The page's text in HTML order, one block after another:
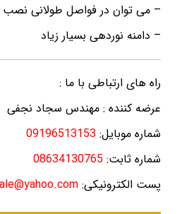
– می توان در فواصل طولانی نصب
– دامنه نوردهی بسیار زیاد
راه های ارتباطی با ما :
عرضه کننده : مهندس سجاد نجفی
شماره موبایل: 09196513153
شماره ثابت: 08634130765
پست الکترونیکی: